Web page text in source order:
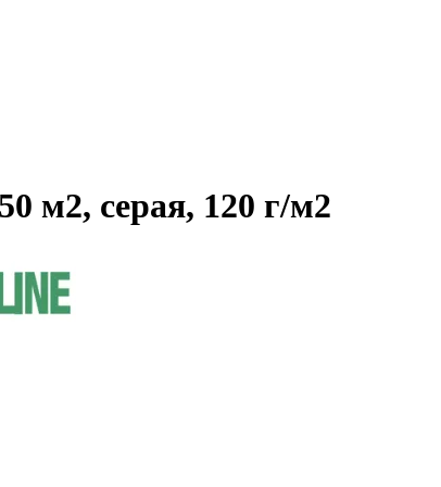
м2, серая, 120 г/м2